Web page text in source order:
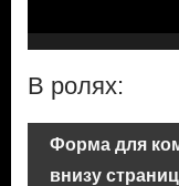
В ролях:
Форма для
внизу